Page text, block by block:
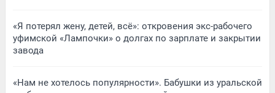
«Я потерял жену, детей, всё»: откровения экс-рабочего
уфимской «Лампочки» о долгах по зарплате и закрытии
завода
«Нам не хотелось популярности». Бабушки из уральской